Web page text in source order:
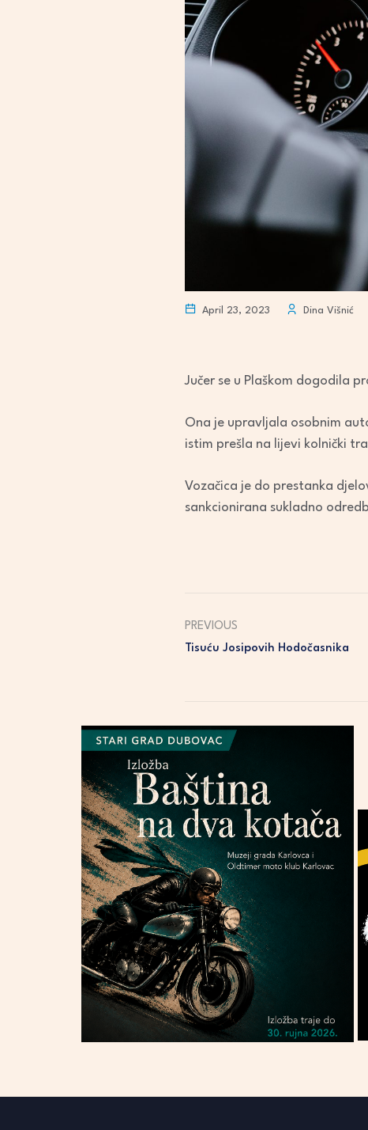
April 23, 2023 Dina Višnić
Jučer se u Plaškom dogodila
Ona je upravljala osobnim
istim prešla na lijevi kolnički
Vozačica je do prestanka
sankcionirana sukladno
PREVIOUS
Tisuću Josipovih Hodočasnika